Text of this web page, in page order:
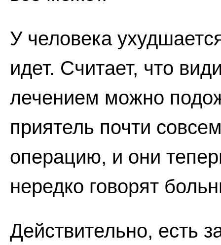
У человека
идет. Считает, что
лечением можно
приятель почти
операцию, и они
нередко говорят
Действительно, есть